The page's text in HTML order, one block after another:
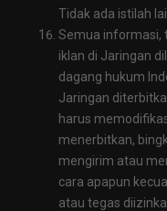
Tidak ada istilah
Semua informasi,
iklan di Jaringan
dagang hukum
Jaringan
harus
menerbitkan,
mengirim atau
cara apapun
atau tegas